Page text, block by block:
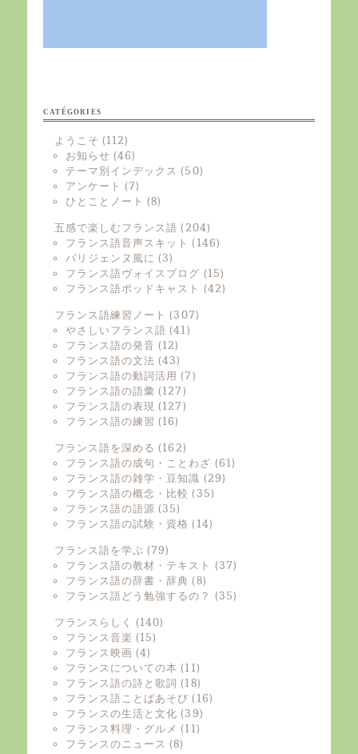
CATÉGORIES
ようこそ (112)
お知らせ (46)
テーマ別インデックス (50)
アンケート (7)
ひとことノート (8)
五感で楽しむフランス語 (204)
フランス語音声スキット (146)
パリジェンヌ風に (3)
フランス語ヴォイスブログ (15)
フランス語ポッドキャスト (42)
フランス語練習ノート (307)
やさしいフランス語 (41)
フランス語の発音 (12)
フランス語の文法 (43)
フランス語の動詞活用 (7)
フランス語の語彙 (127)
フランス語の表現 (127)
フランス語の練習 (16)
フランス語を深める (162)
フランス語の成句・ことわざ (61)
フランス語の雑学・豆知識 (29)
フランス語の概念・比較 (35)
フランス語の語源 (35)
フランス語の試験・資格 (14)
フランス語を学ぶ (79)
フランス語の教材・テキスト (37)
フランス語の辞書・辞典 (8)
フランス語どう勉強するの？ (35)
フランスらしく (140)
フランス音楽 (15)
フランス映画 (4)
フランスについての本 (11)
フランス語の詩と歌詞 (18)
フランス語ことばあそび (16)
フランスの生活と文化 (39)
フランス料理・グルメ (11)
フランスのニュース (8)